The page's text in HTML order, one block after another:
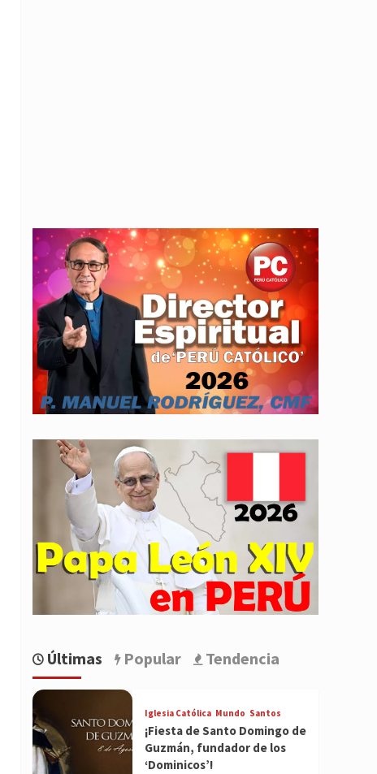
Últimas Popular Tendencia
Iglesia Católica Mundo Santos
¡Fiesta de Santo Domingo de
Guzmán, fundador de los
‘Dominicos’!